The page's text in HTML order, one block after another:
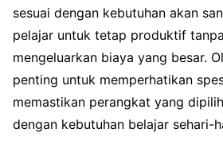
sesuai dengan kebutuhan akan
pelajar untuk tetap produktif
mengeluarkan biaya yang besar.
penting untuk memperhatikan
memastikan perangkat yang
dengan kebutuhan belajar sehari-